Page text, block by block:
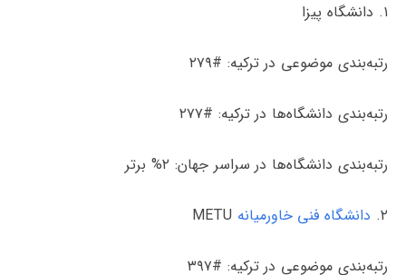
۱. دانشگاه پیزا
رتبه‌بندی موضوعی در ترکیه: #۲۷۹
رتبه‌بندی دانشگاه‌ها در ترکیه: #۲۷۷
رتبه‌بندی دانشگاه‌ها در سراسر جهان: ۲% برتر
۲. دانشگاه فنی خاورمیانه METU
رتبه‌بندی موضوعی در ترکیه: #۳۹۷